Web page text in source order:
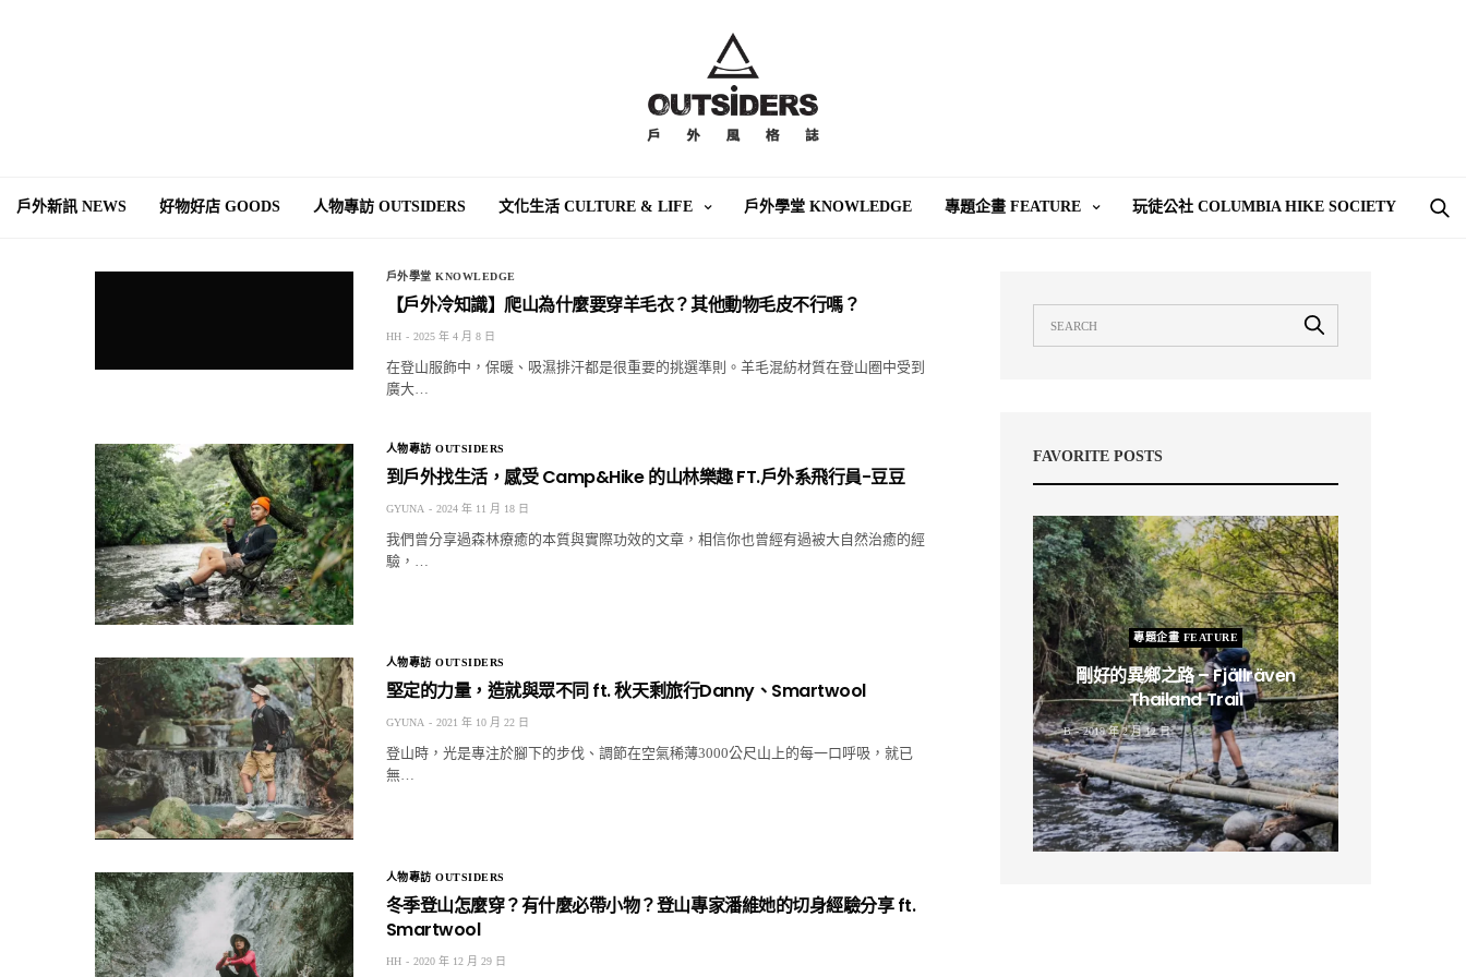
戶外新訊 NEWS 好物好店 GOODS 人物專訪 OUTSIDERS 文化生活 CULTURE & LIFE 戶外學堂 KNOWLEDGE 專題企畫 FEATURE 玩徒公社 COLUMBIA HIKE SOCIETY
戶外學堂 KNOWLEDGE
【戶外冷知識】爬山為什麼要穿羊毛衣？其他動物毛皮不行嗎？
HH 2025 年 4 月 8 日
在登山服飾中，保暖、吸濕排汗都是很重要的挑選準則。羊毛混紡材質在登山圈中受到
廣大…
人物專訪 OUTSIDERS
到戶外找生活，感受 Camp&Hike 的山林樂趣 FT.戶外系飛行員-豆豆
GYUNA 2024 年 11 月 18 日
我們曾分享過森林療癒的本質與實際功效的文章，相信你也曾經有過被大自然治癒的經
驗，…
人物專訪 OUTSIDERS
堅定的力量，造就與眾不同 ft. 秋天剩旅行Danny、Smartwool
GYUNA 2021 年 10 月 22 日
登山時，光是專注於腳下的步伐、調節在空氣稀薄3000公尺山上的每一口呼吸，就已
無…
人物專訪 OUTSIDERS
冬季登山怎麼穿？有什麼必帶小物？登山專家潘維她的切身經驗分享 ft.
Smartwool
HH 2020 年 12 月 29 日
FAVORITE POSTS
專題企畫 FEATURE
剛好的異鄉之路 – Fjällräven
Thailand Trail
B 2019 年 2 月 12 日